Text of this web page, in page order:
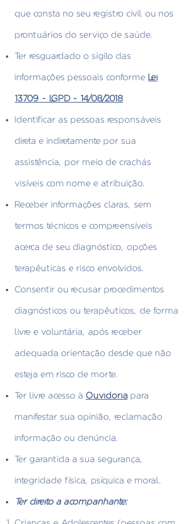
que consta no seu registro civil ou nos
prontuários do serviço de saúde.
Ter resguardado o sigilo das
informações pessoais conforme Lei
13709 - LGPD - 14/08/2018
Identificar as pessoas responsáveis
direta e indiretamente por sua
assistência, por meio de crachás
visíveis com nome e atribuição.
Receber informações claras, sem
termos técnicos e compreensíveis
acerca de seu diagnóstico, opções
terapêuticas e risco envolvidos.
Consentir ou recusar procedimentos
diagnósticos ou terapêuticos, de forma
livre e voluntária, após receber
adequada orientação desde que não
esteja em risco de morte.
Ter livre acesso à Ouvidoria para
manifestar sua opinião, reclamação
informação ou denúncia.
Ter garantida a sua segurança,
integridade física, psíquica e moral.
Ter direito a acompanhante: